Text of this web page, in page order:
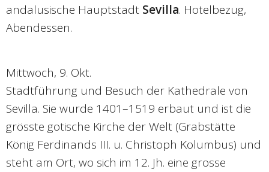
andalusische Hauptstadt Sevilla. Hotelbezug,
Abendessen.
Mittwoch, 9. Okt.
Stadtführung und Besuch der Kathedrale von
Sevilla. Sie wurde 1401–1519 erbaut und ist die
grösste gotische Kirche der Welt (Grabstätte
König Ferdinands III. u. Christoph Kolumbus) und
steht am Ort, wo sich im 12. Jh. eine grosse